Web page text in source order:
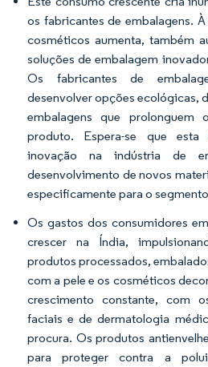
os fabricantes de embalagens.
cosméticos aumenta, também
soluções de embalagem
Os fabricantes de
desenvolver opções ecológicas,
embalagens que
produto. Espera-se que esta
inovação na indústria de
desenvolvimento de novos
especificamente para o
Os gastos dos consumidores
crescer na Índia,
produtos processados,
com a pele e os cosméticos
crescimento constante, com
faciais e de dermatologia
procura. Os produtos
para proteger contra a